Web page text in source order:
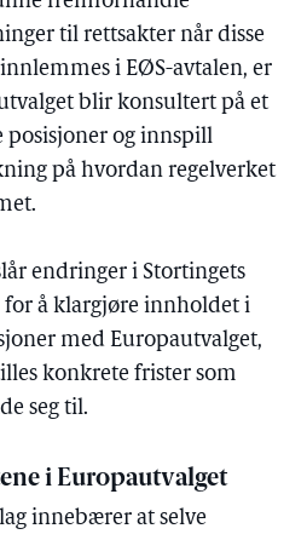
til rettsakter når disse
i EØS-avtalen, er
blir konsultert på et
og innspill
på hvordan regelverket
endringer i Stortingets
å klargjøre innholdet i
med Europautvalget,
konkrete frister som
seg til.
i Europautvalget
innebærer at selve